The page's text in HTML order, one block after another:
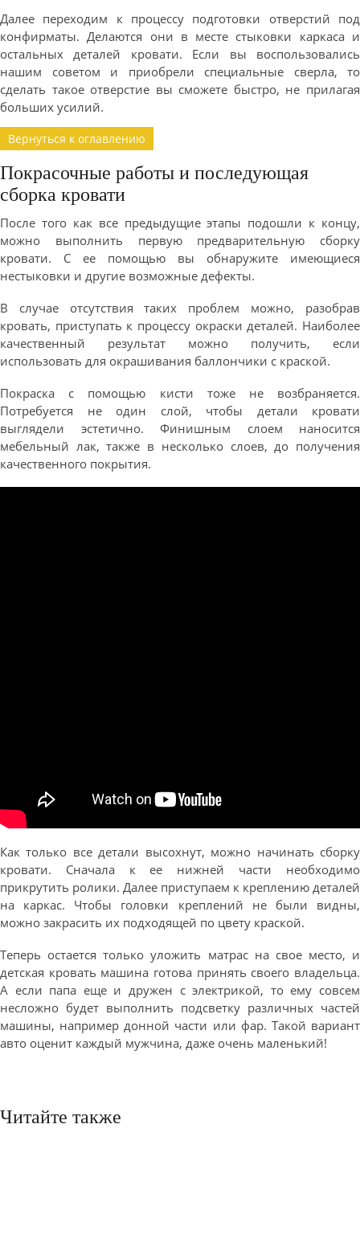
Далее переходим к процессу подготовки отверстий под
конфирматы. Делаются они в месте стыковки каркаса и
остальных деталей кровати. Если вы воспользовались
нашим советом и приобрели специальные сверла, то
сделать такое отверстие вы сможете быстро, не прилагая
больших усилий.
Вернуться к оглавлению
Покрасочные работы и последующая
сборка кровати
После того как все предыдущие этапы подошли к концу,
можно выполнить первую предварительную сборку
кровати. С ее помощью вы обнаружите имеющиеся
нестыковки и другие возможные дефекты.
В случае отсутствия таких проблем можно, разобрав
кровать, приступать к процессу окраски деталей. Наиболее
качественный результат можно получить, если
использовать для окрашивания баллончики с краской.
Покраска с помощью кисти тоже не возбраняется.
Потребуется не один слой, чтобы детали кровати
выглядели эстетично. Финишным слоем наносится
мебельный лак, также в несколько слоев, до получения
качественного покрытия.
Как только все детали высохнут, можно начинать сборку
кровати. Сначала к ее нижней части необходимо
прикрутить ролики. Далее приступаем к креплению деталей
на каркас. Чтобы головки креплений не были видны,
можно закрасить их подходящей по цвету краской.
Теперь остается только уложить матрас на свое место, и
детская кровать машина готова принять своего владельца.
А если папа еще и дружен с электрикой, то ему совсем
несложно будет выполнить подсветку различных частей
машины, например донной части или фар. Такой вариант
авто оценит каждый мужчина, даже очень маленький!
Читайте также